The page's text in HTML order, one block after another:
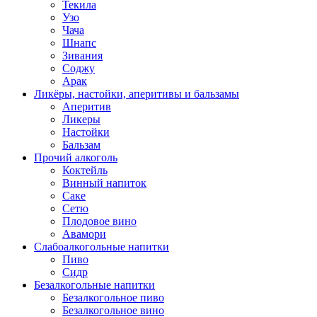
Текила
Узо
Чача
Шнапс
Зивания
Соджу
Арак
Ликёры, настойки, аперитивы и бальзамы
Аперитив
Ликеры
Настойки
Бальзам
Прочий алкоголь
Коктейль
Винный напиток
Саке
Сетю
Плодовое вино
Авамори
Слабоалкогольные напитки
Пиво
Сидр
Безалкогольные напитки
Безалкогольное пиво
Безалкогольное вино